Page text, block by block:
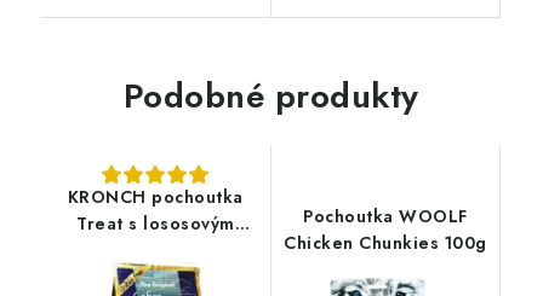
Podobné produkty
KRONCH pochoutka
Treat s lososovým
Pochoutka WOOLF
Chicken Chunkies 100g